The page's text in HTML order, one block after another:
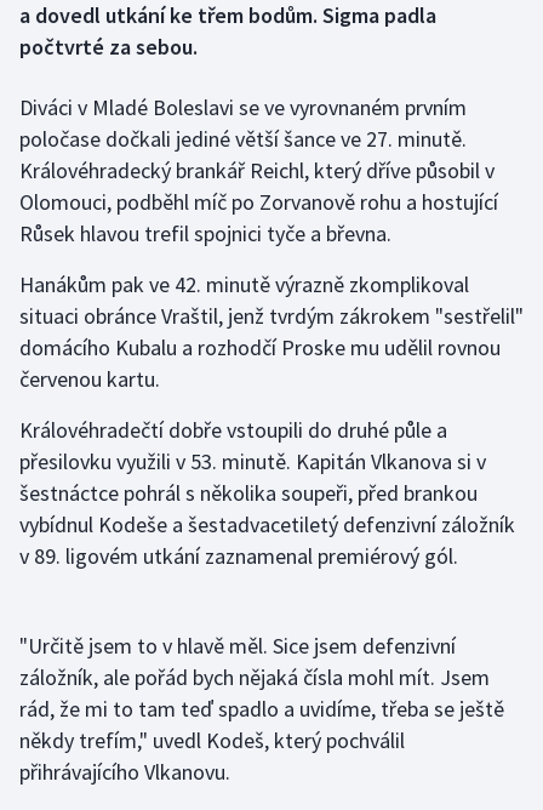
Dostihy
Florbal
Futsal
Golf
Gymnastika
Házená
Jezdectví
Krasobruslení
Lezení
Moderní pětiboj
Motorsport
a dovedl utkání ke třem bodům. Sigma padla
počtvrté za sebou.
Diváci v Mladé Boleslavi se ve vyrovnaném prvním
poločase dočkali jediné větší šance ve 27. minutě.
Královéhradecký brankář Reichl, který dříve působil v
Olomouci, podběhl míč po Zorvanově rohu a hostující
Růsek hlavou trefil spojnici tyče a břevna.
Hanákům pak ve 42. minutě výrazně zkomplikoval
situaci obránce Vraštil, jenž tvrdým zákrokem "sestřelil"
domácího Kubalu a rozhodčí Proske mu udělil rovnou
červenou kartu.
Královéhradečtí dobře vstoupili do druhé půle a
přesilovku využili v 53. minutě. Kapitán Vlkanova si v
šestnáctce pohrál s několika soupeři, před brankou
vybídnul Kodeše a šestadvacetiletý defenzivní záložník
v 89. ligovém utkání zaznamenal premiérový gól.
"Určitě jsem to v hlavě měl. Sice jsem defenzivní
záložník, ale pořád bych nějaká čísla mohl mít. Jsem
rád, že mi to tam teď spadlo a uvidíme, třeba se ještě
někdy trefím," uvedl Kodeš, který pochválil
přihrávajícího Vlkanovu.